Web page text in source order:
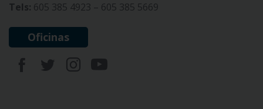
Tels: 605 385 4923 – 605 385 5669
Oficinas